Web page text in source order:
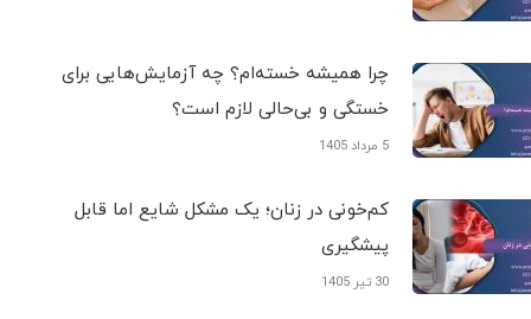
چرا همیشه خسته‌ام؟ چه آزمایش‌هایی برای
خستگی و بی‌حالی لازم است؟
5 مرداد 1405
کم‌خونی در زنان؛ یک مشکل شایع اما قابل
پیشگیری
30 تیر 1405